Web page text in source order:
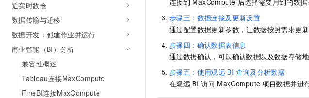
近实时数仓
数据传输与迁移
数据开发：创建作业并运行
商业智能（BI）分析
兼容性概述
Tableau连接MaxCompute
FineBI连接MaxCompute
连接到 MaxCompute 后选择需要用到的数据
步骤三：数据连接及更新设置
通过配置数据更新参数，让数据按照需求更
步骤四：确认数据表信息
通过数据确认，可以确认数据以及数据存储地
步骤五：使用观远 BI 查询及分析数据
在观远 BI 访问 MaxCompute 项目数据并进
10 分钟在聊天系统中增加一个 AI 助手
在企业官网、通讯软件中为客户提供 AI 客服
即刻拥有
专有云